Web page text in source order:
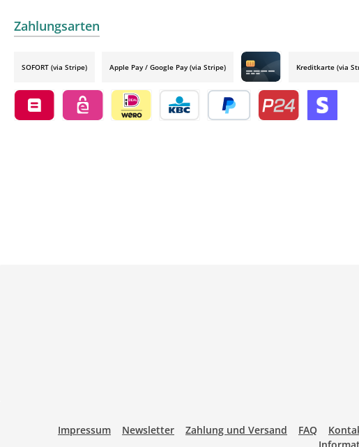
Zahlungsarten
SOFORT (via Stripe) Apple Pay / Google Pay (via Stripe)
Credit card by mollie
Kreditkarte (via
Impressum Newsletter Zahlung und Versand FAQ